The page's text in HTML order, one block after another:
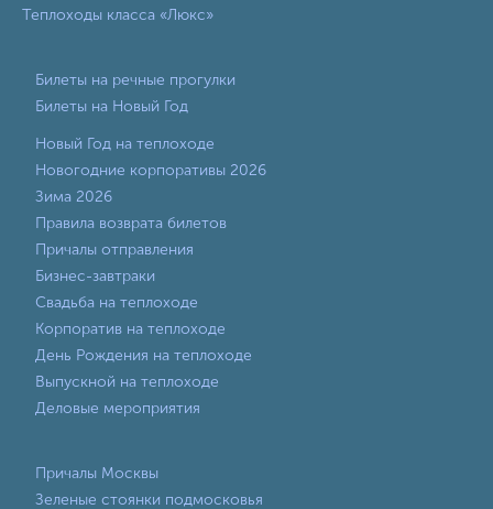
Теплоходы класса «Люкс»
Билеты на речные прогулки
Билеты на Новый Год
Новый Год на теплоходе
Новогодние корпоративы 2026
Зима 2026
Правила возврата билетов
Причалы отправления
Бизнес-завтраки
Свадьба на теплоходе
Корпоратив на теплоходе
День Рождения на теплоходе
Выпускной на теплоходе
Деловые мероприятия
Причалы Москвы
Зеленые стоянки подмосковья